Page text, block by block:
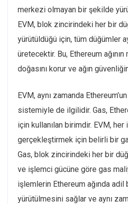
merkezi olmayan bir şekilde
EVM, blok zincirindeki her bir
yürütüldüğü için, tüm düğümler
üretecektir. Bu, Ethereum
doğasını korur ve ağın
EVM, aynı zamanda
sistemiyle de ilgilidir. Gas,
için kullanılan birimdir. EVM, her
gerçekleştirmek için belirli bir
Gas, blok zincirindeki her bir
ve işlemci gücüne göre gas
işlemlerin Ethereum ağında adil
yürütülmesini sağlar ve aynı